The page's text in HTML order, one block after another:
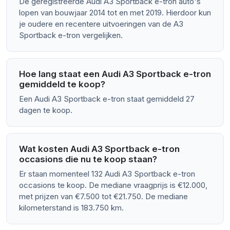
lopen van bouwjaar 2014 tot en met 2019. Hierdoor kun
je oudere en recentere uitvoeringen van de A3
Sportback e-tron vergelijken.
Hoe lang staat een Audi A3 Sportback e-tron
gemiddeld te koop?
Een Audi A3 Sportback e-tron staat gemiddeld 27
dagen te koop.
Wat kosten Audi A3 Sportback e-tron
occasions die nu te koop staan?
Er staan momenteel 132 Audi A3 Sportback e-tron
occasions te koop. De mediane vraagprijs is €12.000,
met prijzen van €7.500 tot €21.750. De mediane
kilometerstand is 183.750 km.